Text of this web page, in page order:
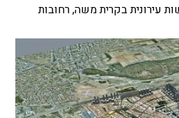
עירונית בקרית משה, רחובות